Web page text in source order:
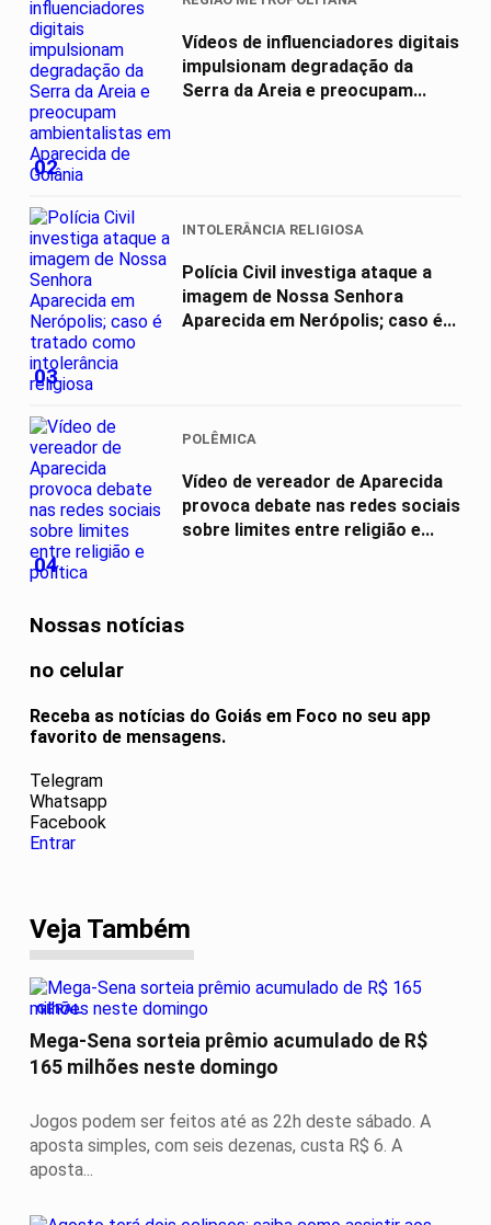
02
Vídeos de influenciadores digitais
impulsionam degradação da
Serra da Areia e preocupam...
03
INTOLERÂNCIA RELIGIOSA
Polícia Civil investiga ataque a
imagem de Nossa Senhora
Aparecida em Nerópolis; caso é...
04
POLÊMICA
Vídeo de vereador de Aparecida
provoca debate nas redes sociais
sobre limites entre religião e...
Nossas notícias
no celular
Receba as notícias do Goiás em Foco no seu app
favorito de mensagens.
Telegram
Whatsapp
Facebook
Entrar
Veja Também
GERAL
Mega-Sena sorteia prêmio acumulado de R$
165 milhões neste domingo
Jogos podem ser feitos até as 22h deste sábado. A
aposta simples, com seis dezenas, custa R$ 6. A
aposta...